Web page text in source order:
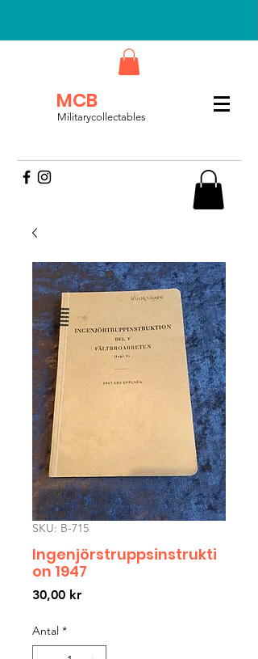
MCB
Militarycollectables
SKU: B-715
Ingenjörstruppsinstrukti
on 1947
30,00 krPris
Antal *